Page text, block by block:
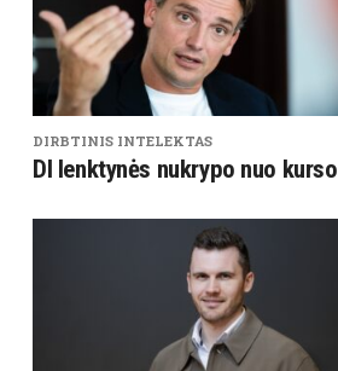
DIRBTINIS INTELEKTAS
DI lenktynės nukrypo nuo kurso